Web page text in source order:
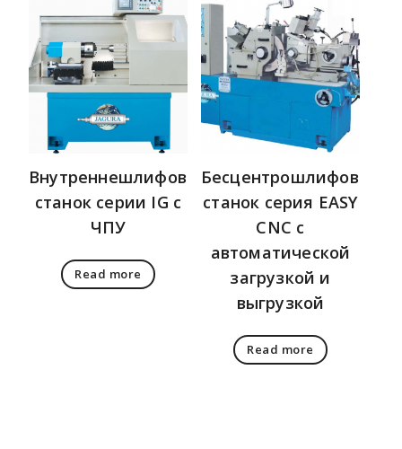
Внутреннешлифовальный
станок серии IG с
ЧПУ
Read more
станок серия EASY
CNC с
автоматической
загрузкой и
выгрузкой
Read more